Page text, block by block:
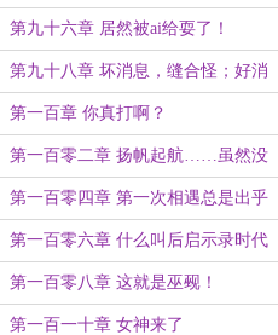
（第十二章）
第九十六章 居然被ai给耍了！
第九十八章 坏消息，缝合怪；好消
息，全缝了
第一百章 你真打啊？
第一百零二章 扬帆起航……虽然没
帆
第一百零四章 第一次相遇总是出乎
意料的友好
第一百零六章 什么叫后启示录时代
啊？
第一百零八章 这就是巫觋！
第一百一十章 女神来了